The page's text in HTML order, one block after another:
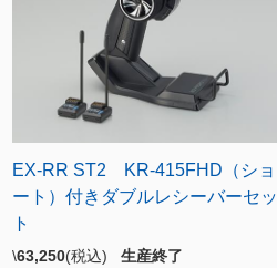
EX-RR ST2 KR-415FHD（ショ
ート）付きダブルレシーバーセッ
ト
\63,250(税込) 生産終了